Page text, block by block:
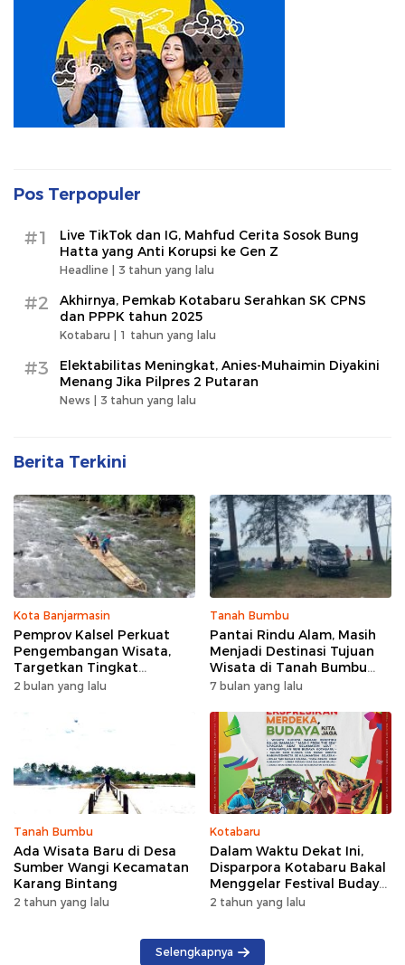
Pos Terpopuler
#1
Live TikTok dan IG, Mahfud Cerita Sosok Bung
Hatta yang Anti Korupsi ke Gen Z
Headline | 3 tahun yang lalu
#2
Akhirnya, Pemkab Kotabaru Serahkan SK CPNS
dan PPPK tahun 2025
Kotabaru | 1 tahun yang lalu
#3
Elektabilitas Meningkat, Anies-Muhaimin Diyakini
Menang Jika Pilpres 2 Putaran
News | 3 tahun yang lalu
Berita Terkini
Kota Banjarmasin
Pemprov Kalsel Perkuat
Pengembangan Wisata,
Targetkan Tingkat
Kunjungan Naik 5 Persen di
2 bulan yang lalu
Tanah Bumbu
Pantai Rindu Alam, Masih
Menjadi Destinasi Tujuan
Wisata di Tanah Bumbu
dengan Rindangnya Pohon
7 bulan yang lalu
Tanah Bumbu
Ada Wisata Baru di Desa
Sumber Wangi Kecamatan
Karang Bintang
2 tahun yang lalu
Kotabaru
Dalam Waktu Dekat Ini,
Disparpora Kotabaru Bakal
Menggelar Festival Budaya
Saijaan 2024
2 tahun yang lalu
Selengkapnya